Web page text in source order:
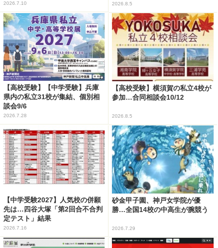
2026.7.10 2026.8.5
【高校受験】【中学受験】兵庫
県内の私立31校が集結、個別相
談会9/6
2026.7.28
【高校受験】横須賀の私立4校が
参加…合同相談会10/12
2026.8.5
【中学受験2027】人気校の併願
先は…四谷大塚「第2回合不合判
定テスト」結果
2026.7.16
砂金甲子園、神戸女学院が優
勝…全国14校の中高生が腕競う
2026.7.29